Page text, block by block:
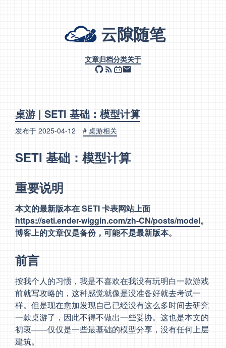
云隙随笔
文章归档分类关于
桌游 | SETI 基础：模型计算
发布于 2025-04-12 # 桌游相关
SETI 基础：模型计算
重要说明
本文的最新版本在 SETI 卡表网站上面
https://seti.ender-wiggin.com/zh-CN/posts/model。
博客上的文章仅是备份，可能不是最新版本。
前言
按我个人的习惯，我是不喜欢在我没有玩明白一款游戏
前就写攻略的，这种感觉就像是没准备好就去考试一
样。但是现在愈加发现自己已经没有这么多时间去研究
一款桌游了，因此不得不做出一些妥协。这也是本文的
初衷——仅仅是一些最基础的模型分享，没有任何上层
建筑。